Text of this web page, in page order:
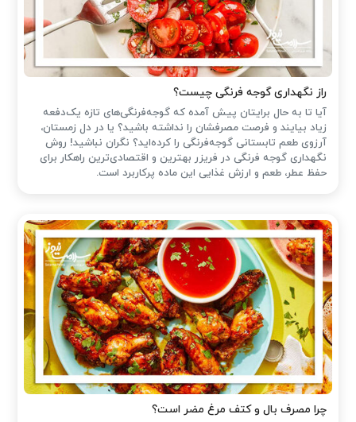
راز نگهداری گوجه فرنگی چیست؟
آیا تا به حال برایتان پیش آمده که گوجه‌فرنگی‌های تازه یک‌دفعه
زیاد بیایند و فرصت مصرفشان را نداشته باشید؟ یا در دل زمستان،
آرزوی طعم تابستانی گوجه‌فرنگی را کرده‌اید؟ نگران نباشید! روش
نگهداری گوجه فرنگی در فریزر بهترین و اقتصادی‌ترین راهکار برای
حفظ عطر، طعم و ارزش غذایی این ماده پرکاربرد است.
چرا مصرف بال و کتف مرغ مضر است؟